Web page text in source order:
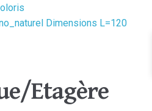
Etagère